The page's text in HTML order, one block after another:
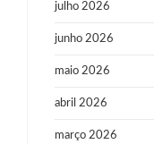
julho 2026
junho 2026
maio 2026
abril 2026
março 2026